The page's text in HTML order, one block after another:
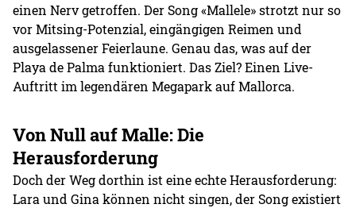
einen Nerv getroffen. Der Song «Mallele» strotzt nur so
vor Mitsing-Potenzial, eingängigen Reimen und
ausgelassener Feierlaune. Genau das, was auf der
Playa de Palma funktioniert. Das Ziel? Einen Live-
Auftritt im legendären Megapark auf Mallorca.
Von Null auf Malle: Die
Herausforderung
Doch der Weg dorthin ist eine echte Herausforderung:
Lara und Gina können nicht singen, der Song existiert